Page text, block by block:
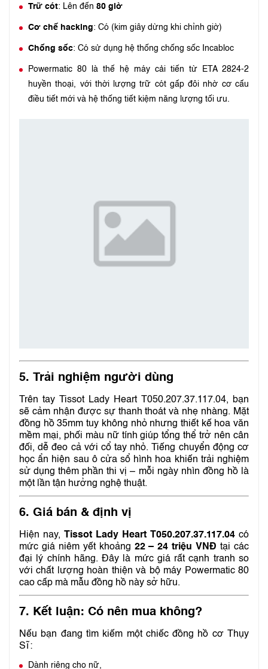
Trữ cót: Lên đến 80 giờ
Cơ chế hacking: Có (kim giây dừng khi chỉnh giờ)
Chống sốc: Có sử dụng hệ thống chống sốc Incabloc
Powermatic 80 là thế hệ máy cải tiến từ ETA 2824-2
huyền thoại, với thời lượng trữ cót gấp đôi nhờ cơ cấu
điều tiết mới và hệ thống tiết kiệm năng lượng tối ưu.
5. Trải nghiệm người dùng
Trên tay Tissot Lady Heart T050.207.37.117.04, bạn
sẽ cảm nhận được sự thanh thoát và nhẹ nhàng. Mặt
đồng hồ 35mm tuy không nhỏ nhưng thiết kế hoa văn
mềm mại, phối màu nữ tính giúp tổng thể trở nên cân
đối, dễ đeo cả với cổ tay nhỏ. Tiếng chuyển động cơ
học ẩn hiện sau ô cửa sổ hình hoa khiến trải nghiệm
sử dụng thêm phần thi vị – mỗi ngày nhìn đồng hồ là
một lần tận hưởng nghệ thuật.
6. Giá bán & định vị
Hiện nay, Tissot Lady Heart T050.207.37.117.04 có
mức giá niêm yết khoảng 22 – 24 triệu VNĐ tại các
đại lý chính hãng. Đây là mức giá rất cạnh tranh so
với chất lượng hoàn thiện và bộ máy Powermatic 80
cao cấp mà mẫu đồng hồ này sở hữu.
7. Kết luận: Có nên mua không?
Nếu bạn đang tìm kiếm một chiếc đồng hồ cơ Thụy
Sĩ:
Dành riêng cho nữ,